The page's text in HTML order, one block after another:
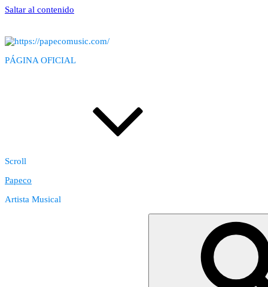
Saltar al contenido
PÁGINA OFICIAL
Scroll
Papeco
Artista Musical